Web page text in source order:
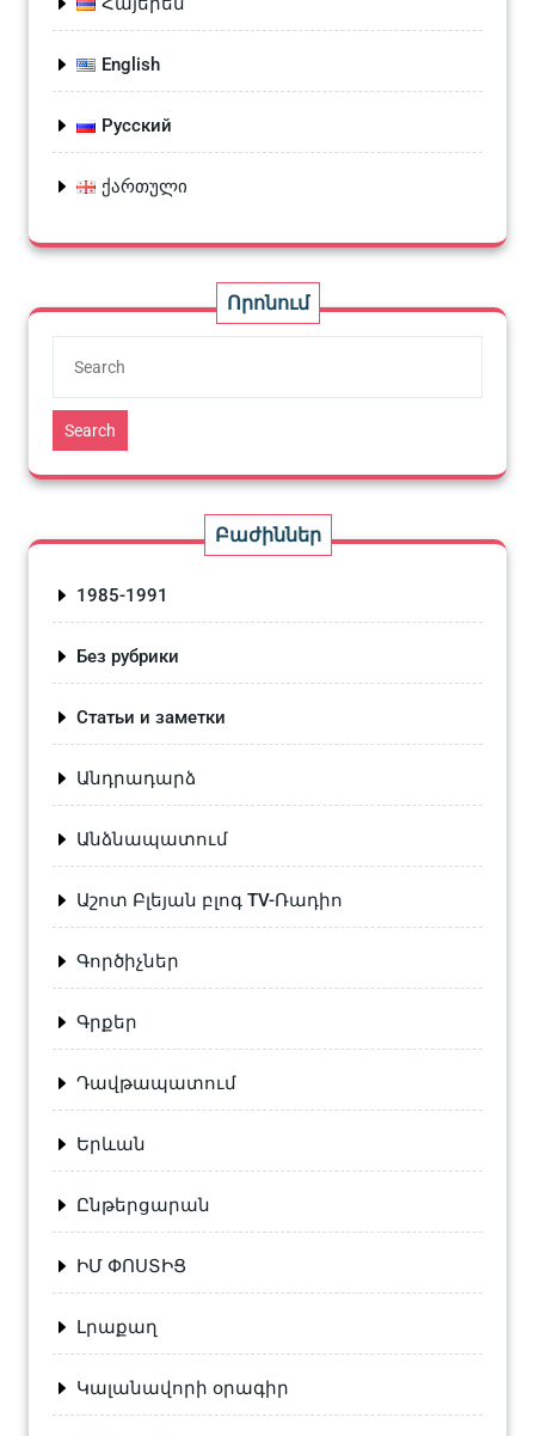
English
Русский
ქართული
Որոնում
Search
Բաժիններ
1985-1991
Без рубрики
Статьи и заметки
Անդրադարձ
Անձնապատում
Աշոտ Բլեյան բլոգ TV-Ռադիո
Գործիչներ
Գրքեր
Դավթապատում
Երևան
Ընթերցարան
ԻՄ ՓՈՍՏԻՑ
Լրաքաղ
Կալանավորի օրագիր